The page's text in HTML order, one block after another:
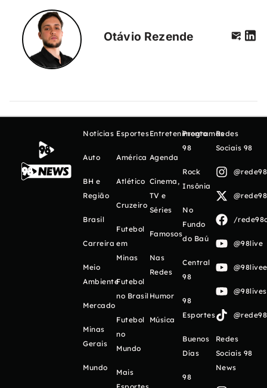
Otávio Rezende
Notícias
Auto
BH e
Região
Brasil
Carreira
Meio
Ambiente
Mercado
Minas
Gerais
Mundo
Esportes
América
Atlético
Cruzeiro
Futebol
em
Minas
Futebol
no Brasil
Futebol
no
Mundo
Mais
Entretenimento
Agenda
Cinema,
TV e
Séries
Famosos
Nas
Redes
Humor
Música
Programas
98
Rock
Insônia
No
Fundo
do Baú
Central
98
98
Esportes
Buenos
Días
98
Redes
Sociais 98
/
@98live
Redes
Sociais 98
News